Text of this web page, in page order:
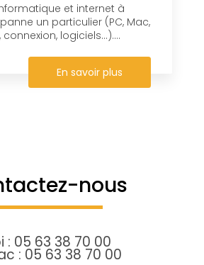
et internet à
un particulier (PC, Mac,
logiciels…)....
En savoir plus
nous
: 05 63 38 70 00
: 05 63 38 70 00